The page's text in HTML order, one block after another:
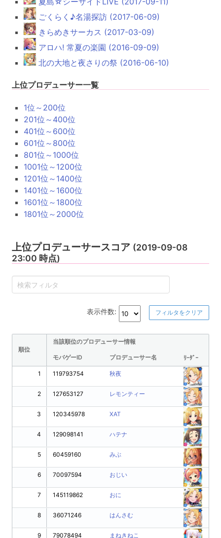
ごくらく♪名湯探訪 (2017-06-09)
きらめきサーカス (2017-03-09)
アロハ! 常夏の楽園 (2016-09-09)
北の大地と夜さりの祭 (2016-06-10)
上位プロデューサー一覧
1位～200位
201位～400位
401位～600位
601位～800位
801位～1000位
1001位～1200位
1201位～1400位
1401位～1600位
1601位～1800位
1801位～2000位
上位プロデューサースコア (2019-09-08
23:00 時点)
表示件数: フィルタをクリア
順位
当該順位のプロデューサー情報
モバゲーID プロデューサー名 ﾘｰﾀﾞｰ
1
2
3
4
5
6
7
8
9
119793754 秋夜
127653127 レモンティー
120345978 XAT
129098141 ハテナ
60459160 みぶ
70097594 おじい
145119862 おに
36071246 はんさむ
79078494 まねきねこ